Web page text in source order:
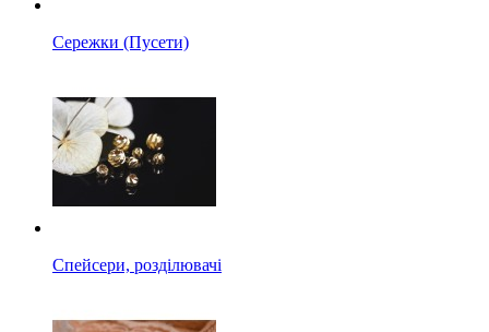
Сережки (Пусети)
Спейсери, розділювачі